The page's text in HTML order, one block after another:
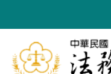
到
要